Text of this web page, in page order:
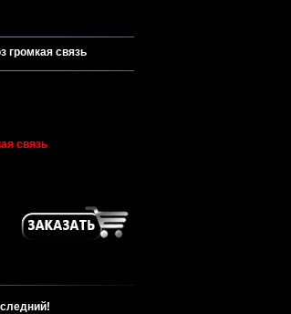
громкая связь
связь